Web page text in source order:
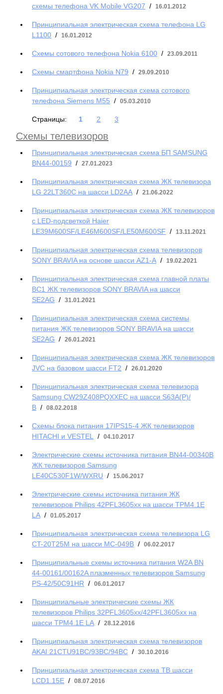
схемы телефона VK Mobile VG207 / 16.01.2012
Принципиальная электрическая схема телефона LG
L1100 / 16.01.2012
Схемы сотового телефона Nokia 6100 / 23.09.2011
Схемы смартфона Nokia N79 / 29.09.2010
Принципиальная электрическая схема сотового
телефона Siemens M55 / 05.03.2010
Страницы: 1 2 3
Схемы телевизоров
Принципиальная электрическая схема БП SAMSUNG
BN44-00159 / 27.01.2023
Принципиальная электрическая схема ЖК телевизора
LG 22LT360C на шасси LD2AA / 21.06.2022
Принципиальная электрическая схема ЖК телевизоров
с LED-подсветкой Haier
LE39M600SF/LE46M600SF/LE50M600SF / 13.11.2021
Принципиальная электрическая схема телевизоров
SONY BRAVIA на основе шасси AZ1-A / 19.02.2021
Принципиальная электрическая схема главной платы
BC1 ЖК телевизоров SONY BRAVIA на шасси
SE2AG / 31.01.2021
Принципиальная электрическая схема системы
питания ЖК телевизоров SONY BRAVIA на шасси
SE2AG / 26.01.2021
Принципиальная электрическая схема ЖК телевизоров
JVC на базовом шасси FT2 / 26.01.2020
Принципиальная электрическая схема телевизора
Samsung CW29Z408PQXXEC на шасси S63A(Р)/
В / 08.02.2018
Схемы блока питания 17IPS15-4 ЖК телевизоров
HITACHI и VESTEL
/ 04.10.2017
Электрические схемы источника питания BN44-00340B
ЖК телевизоров Samsung
LE40C530F1W/WXRU / 15.06.2017
Электрические схемы источника питания ЖК
телевизоров Philips 42PFL3605xx на шасси TPM4.1E
LA / 01.05.2017
Принципиальная электрическая схема телевизора LG
CT-20T25M на шасси MC-049B / 06.02.2017
Принципиальные схемы источника питания W2A BN
44-00161/00162A плазменных телевизоров Samsung
PS-42/50C91HR / 06.01.2017
Принципиальные электрические схемы ЖК
телевизоров Philips 32PFL3605xx/42PFL3605xx на
шасси TPM4.1E LA / 28.12.2016
Принципиальная электрическая схема телевизоров
AKAI 21CTU91BC/93BC/94BC / 30.10.2016
Принципиальная электрическая схема ТВ шасси
LCD1.15E / 08.07.2016